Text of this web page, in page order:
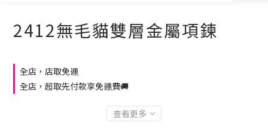
2412無毛貓雙層金屬項鍊
全店，店取免運
全店，超取先付款享免運費🚚
查看更多